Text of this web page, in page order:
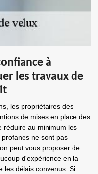
à
les travaux de
les propriétaires des
de mises en place des
réduire au minimum les
ne sont pas
peut vous proposer de
d'expérience en la
les délais convenus. Si